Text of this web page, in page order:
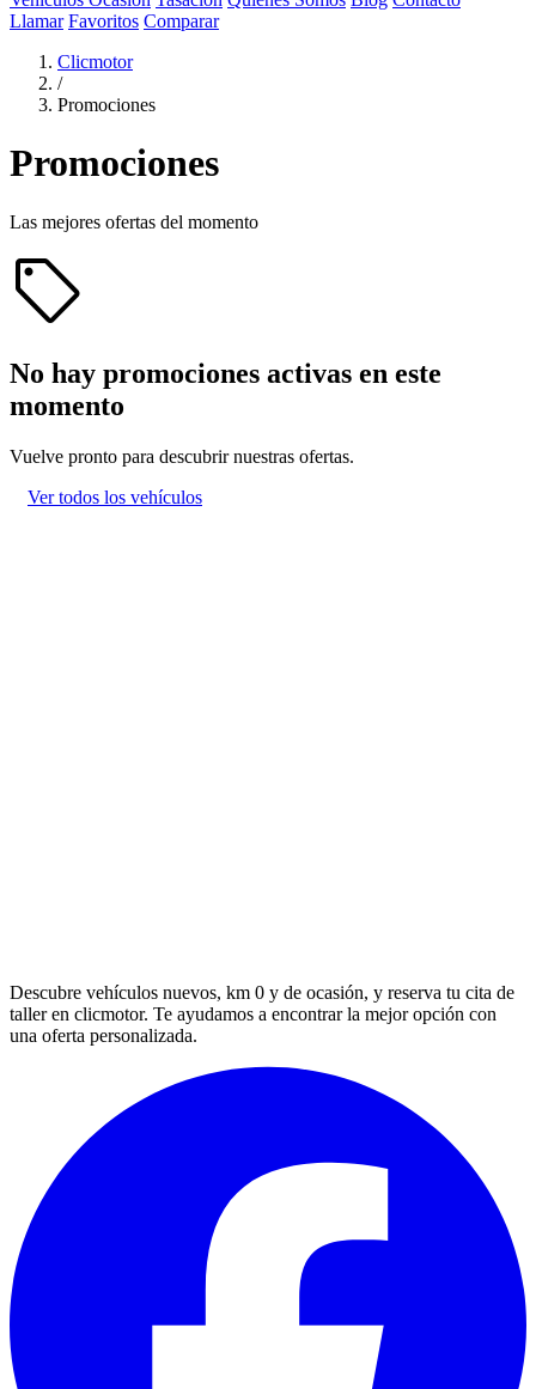
Llamar Favoritos Comparar
Clicmotor
/
Promociones
Promociones
Las mejores ofertas del momento
sell
No hay promociones activas en este
momento
Vuelve pronto para descubrir nuestras ofertas.
Ver todos los vehículos
Descubre vehículos nuevos, km 0 y de ocasión, y reserva tu cita de
taller en clicmotor. Te ayudamos a encontrar la mejor opción con
una oferta personalizada.